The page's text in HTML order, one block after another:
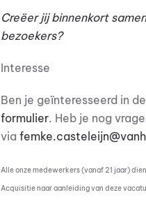
Creëer jij binnenkort
bezoekers?
Interesse
Ben je geïnteresseerd in
formulier. Heb je nog
via
Alle onze medewerkers (vanaf 21 jaar)
Acquisitie naar aanleiding van deze